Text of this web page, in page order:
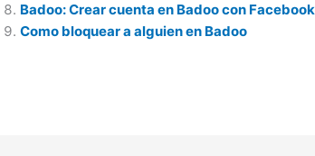
Badoo: Crear cuenta en Badoo con Facebook
Como bloquear a alguien en Badoo